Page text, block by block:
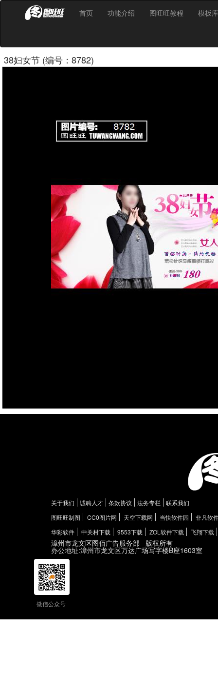
首页 功能介绍 图旺旺教程 模板库
38妇女节 (编号：8782)
关于我们 诚聘人才 条款协议 法务专栏
联系我们
图旺旺制图
CC0图片网 天空下载网 当快软件园
非凡软
华彩软件
中关村下载 9553下载 ZOL软件下载 飞翔下载
漳州市龙文区图佰广告服务部 版权所有
办公地址:漳州市龙文区万达广场写字楼B座1603室
微信公众号